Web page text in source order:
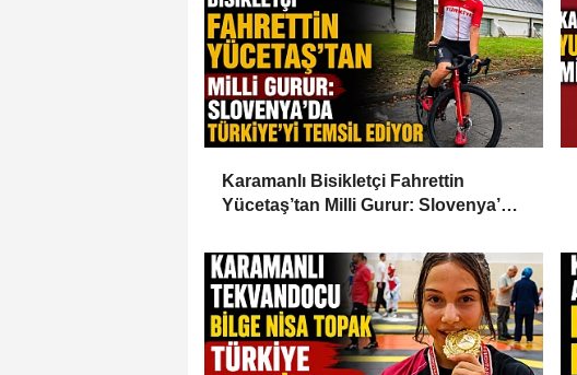
Karamanlı Bisikletçi Fahrettin
Yücetaş’tan Milli Gurur: Slovenya’da